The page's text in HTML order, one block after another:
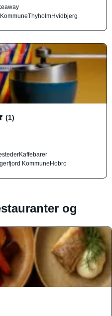
ThyholmHvidbjerg
(1)
Kaffebarer
KommuneHobro
og